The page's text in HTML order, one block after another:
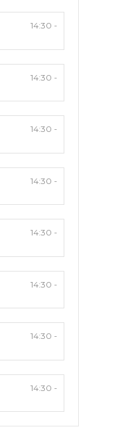
14:30 -
14:30 -
14:30 -
14:30 -
14:30 -
14:30 -
14:30 -
14:30 -